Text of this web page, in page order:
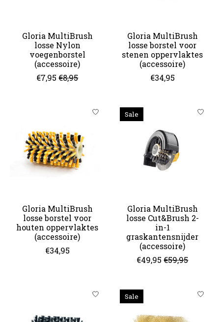
Gloria MultiBrush
losse Nylon
voegenborstel
(accessoire)
€7,95 €8,95
Gloria MultiBrush
losse borstel voor
stenen oppervlaktes
(accessoire)
€34,95
Gloria MultiBrush
losse borstel voor
houten oppervlaktes
(accessoire)
€34,95
Sale
Gloria MultiBrush
losse Cut&Brush 2-
in-1
graskantensnijder
(accessoire)
€49,95 €59,95
Sale